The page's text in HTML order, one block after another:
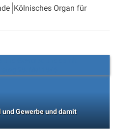
Kölnisches Organ für
Gewerbe und damit